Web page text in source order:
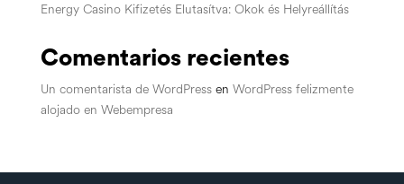
Energy Casino Kifizetés Elutasítva: Okok és Helyreállítás
Comentarios recientes
Un comentarista de WordPressen WordPress felizmente
alojado en Webempresa